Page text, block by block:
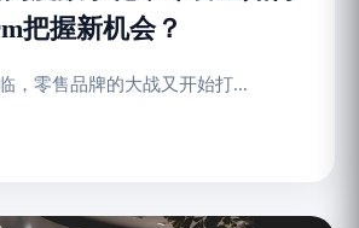
把握新机会？
，零售品牌的大战又开始打...